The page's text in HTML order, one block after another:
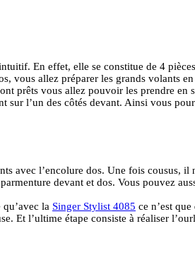
En effet, elle se constitue de 4
vous allez préparer les grands volants
prêts vous allez pouvoir les prendre en
sur l’un des côtés devant. Ainsi vous
avec l’encolure dos. Une fois cousus,
devant et dos. Vous pouvez
la Singer Stylist 4085 ce n’est
Et l’ultime étape consiste à réaliser